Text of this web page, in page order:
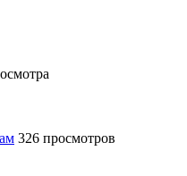
326 просмотров